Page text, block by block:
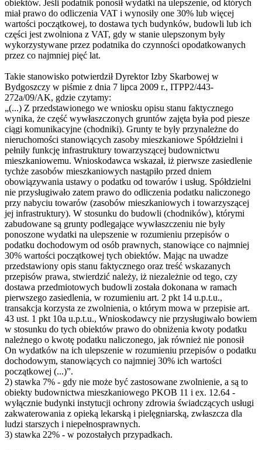
obiektów. Jeśli podatnik ponosił wydatki na ulepszenie, od których
miał prawo do odliczenia VAT i wynosiły one 30% lub więcej
wartości początkowej, to dostawa tych budynków, budowli lub ich
części jest zwolniona z VAT, gdy w stanie ulepszonym były
wykorzystywane przez podatnika do czynności opodatkowanych
przez co najmniej pięć lat.
Takie stanowisko potwierdził Dyrektor Izby Skarbowej w
Bydgoszczy w piśmie z dnia 7 lipca 2009 r., ITPP2/443-
272a/09/AK, gdzie czytamy:
„(...) Z przedstawionego we wniosku opisu stanu faktycznego
wynika, że część wywłaszczonych gruntów zajęta była pod piesze
ciągi komunikacyjne (chodniki). Grunty te były przynależne do
nieruchomości stanowiących zasoby mieszkaniowe Spółdzielni i
pełniły funkcję infrastruktury towarzyszącej budownictwu
mieszkaniowemu. Wnioskodawca wskazał, iż pierwsze zasiedlenie
tychże zasobów mieszkaniowych nastąpiło przed dniem
obowiązywania ustawy o podatku od towarów i usług. Spółdzielni
nie przysługiwało zatem prawo do odliczenia podatku naliczonego
przy nabyciu towarów (zasobów mieszkaniowych i towarzyszącej
jej infrastruktury). W stosunku do budowli (chodników), którymi
zabudowane są grunty podlegające wywłaszczeniu nie były
ponoszone wydatki na ulepszenie w rozumieniu przepisów o
podatku dochodowym od osób prawnych, stanowiące co najmniej
30% wartości początkowej tych obiektów. Mając na uwadze
przedstawiony opis stanu faktycznego oraz treść wskazanych
przepisów prawa, stwierdzić należy, iż niezależnie od tego, czy
dostawa przedmiotowych budowli została dokonana w ramach
pierwszego zasiedlenia, w rozumieniu art. 2 pkt 14 u.p.t.u.,
transakcja korzysta ze zwolnienia, o którym mowa w przepisie art.
43 ust. 1 pkt 10a u.p.t.u., Wnioskodawcy nie przysługiwało bowiem
w stosunku do tych obiektów prawo do obniżenia kwoty podatku
należnego o kwotę podatku naliczonego, jak również nie ponosił
On wydatków na ich ulepszenie w rozumieniu przepisów o podatku
dochodowym, stanowiących co najmniej 30% ich wartości
początkowej (...)”.
2) stawka 7% - gdy nie może być zastosowane zwolnienie, a są to
obiekty budownictwa mieszkaniowego PKOB 11 i ex. 12.64 -
wyłącznie budynki instytucji ochrony zdrowia świadczących usługi
zakwaterowania z opieką lekarską i pielęgniarską, zwłaszcza dla
ludzi starszych i niepełnosprawnych.
3) stawka 22% - w pozostałych przypadkach.